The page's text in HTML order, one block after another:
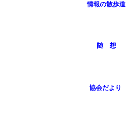
情報の散歩道
随 想
協会だより